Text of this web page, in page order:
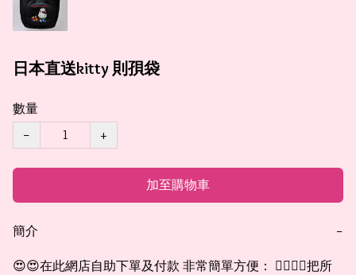
日本直送kitty 則孭袋
數量
−
+
加至購物車
簡介 −
😍😍在此網店自助下單及付款 非常簡單方便： 👉🏻👉🏻把所